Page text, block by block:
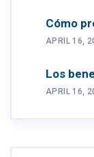
Cómo
APRIL 16,
Los
APRIL 16,